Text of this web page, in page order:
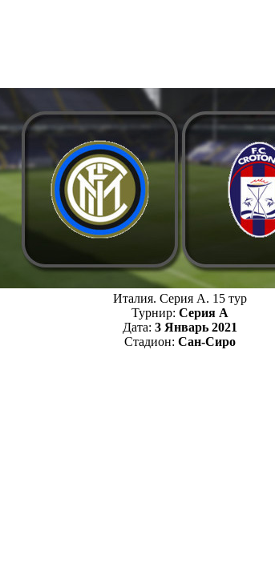
Италия. Серия А. 15 тур
Турнир: Серия А
Дата: 3 Январь 2021
Стадион: Сан-Сиро